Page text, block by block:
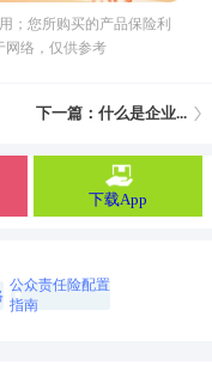
；您所购买的产品保险利
网络，仅供参考
下一篇：什么是企业...
下载App
公众责任险配置
指南